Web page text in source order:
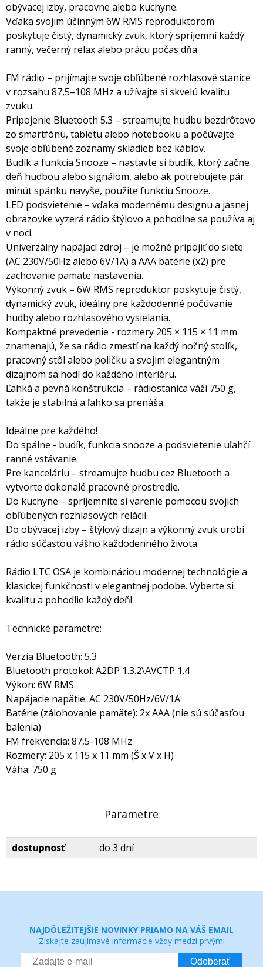
obývacej izby, pracovne alebo kuchyne.
Vďaka svojim účinným 6W RMS reproduktorom
poskytuje čistý, dynamický zvuk, ktorý spríjemní každý
ranný, večerný relax alebo prácu počas dňa.
FM rádio – prijímajte svoje obľúbené rozhlasové stanice
v rozsahu 87,5–108 MHz a užívajte si skvelú kvalitu
zvuku.
Pripojenie Bluetooth 5.3 – streamujte hudbu bezdrôtovo
zo smartfónu, tabletu alebo notebooku a počúvajte
svoje obľúbené zoznamy skladieb bez káblov.
Budík a funkcia Snooze – nastavte si budík, ktorý začne
deň hudbou alebo signálom, alebo ak potrebujete pár
minút spánku navyše, použite funkciu Snooze.
LED podsvietenie – vďaka modernému designu a jasnej
obrazovke vyzerá rádio štýlovo a pohodlne sa používa aj
v noci.
Univerzálny napájací zdroj – je možné pripojiť do siete
(AC 230V/50Hz alebo 6V/1A) a AAA batérie (x2) pre
zachovanie pamäte nastavenia.
Výkonný zvuk – 6W RMS reproduktor poskytuje čistý,
dynamický zvuk, ideálny pre každodenné počúvanie
hudby alebo rozhlasového vysielania.
Kompaktné prevedenie - rozmery 205 × 115 × 11 mm
znamenajú, že sa rádio zmestí na každý nočný stolík,
pracovný stôl alebo poličku a svojim elegantným
dizajnom sa hodí do každého interiéru.
Ľahká a pevná konštrukcia – rádiostanica váži 750 g,
takže je stabilná a ľahko sa prenáša.
Ideálne pre každého!
Do spálne - budík, funkcia snooze a podsvietenie uľahčí
ranné vstávanie.
Pre kanceláriu – streamujte hudbu cez Bluetooth a
vytvorte dokonalé pracovné prostredie.
Do kuchyne – spríjemnite si varenie pomocou svojich
obľúbených rozhlasových relácií.
Do obývacej izby – štýlový dizajn a výkonný zvuk urobí
rádio súčasťou vášho každodenného života.
Rádio LTC OSA je kombináciou modernej technológie a
klasickej funkčnosti v elegantnej podobe. Vyberte si
kvalitu a pohodlie každý deň!
Technické parametre:
Verzia Bluetooth: 5.3
Bluetooth protokol: A2DP 1.3.2\AVCTP 1.4
Výkon: 6W RMS
Napájacie napätie: AC 230V/50Hz/6V/1A
Batérie (zálohovanie pamäte): 2x AAA (nie sú súčasťou
balenia)
FM frekvencia: 87,5-108 MHz
Rozmery: 205 x 115 x 11 mm (Š x V x H)
Váha: 750 g
Parametre
dostupnosť do 3 dní
NAJDÔLEŽITEJŠIE NOVINKY PRIAMO NA VÁŠ EMAIL
Získajte zaujímavé informácie vždy medzi prvými
Odoberať